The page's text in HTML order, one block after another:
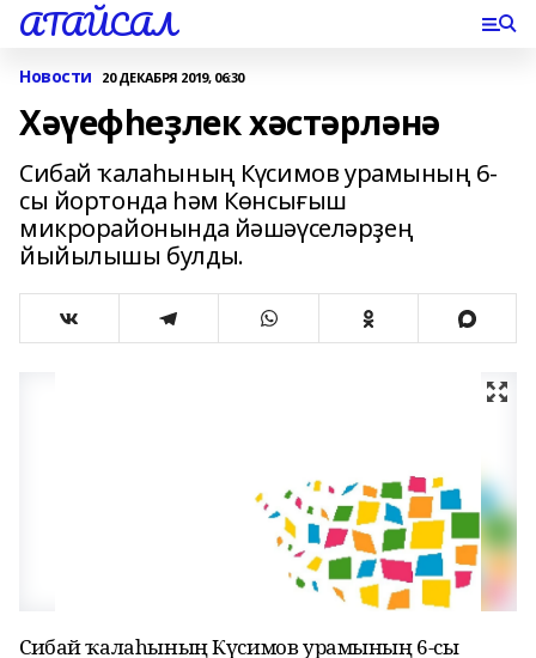
АТАЙСАЛ
Новости 20 ДЕКАБРЯ 2019, 06:30
Хәүефһеҙлек хәстәрләнә
Сибай ҡалаһының Күсимов урамының 6-
сы йортонда һәм Көнсығыш
микрорайонында йәшәүселәрҙең
йыйылышы булды.
Сибай ҡалаһының Күсимов урамының 6-сы